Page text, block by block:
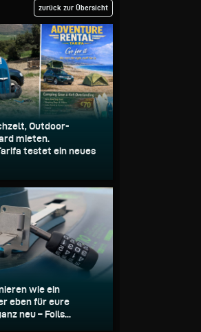
zurück zur Übersicht
Outdoor-
mieten.
testet ein neues
wie ein
eben für eure
neu – Foils...